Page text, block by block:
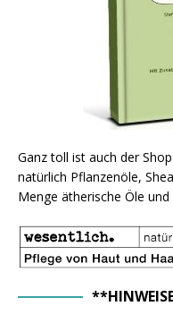
Ganz toll ist auch der
natürlich Pflanzenöle,
Menge ätherische Öle und